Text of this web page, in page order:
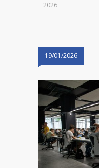
2026
19/01/2026